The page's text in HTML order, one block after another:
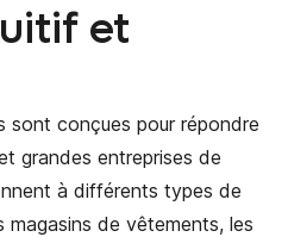
et
sont conçues pour répondre
grandes entreprises de
à différents types de
magasins de vêtements, les